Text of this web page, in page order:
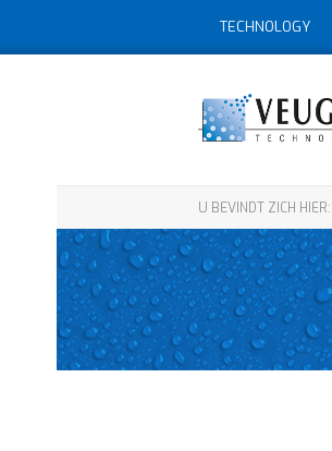
TECHNOLOGY
U BEVINDT ZICH HIER: